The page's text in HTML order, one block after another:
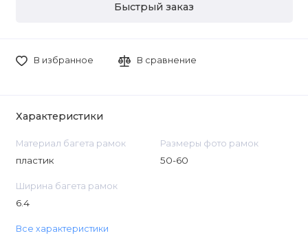
Быстрый заказ
В избранное В сравнение
Характеристики
Материал багета рамок
пластик
Размеры фото рамок
50-60
Ширина багета рамок
6.4
Все характеристики